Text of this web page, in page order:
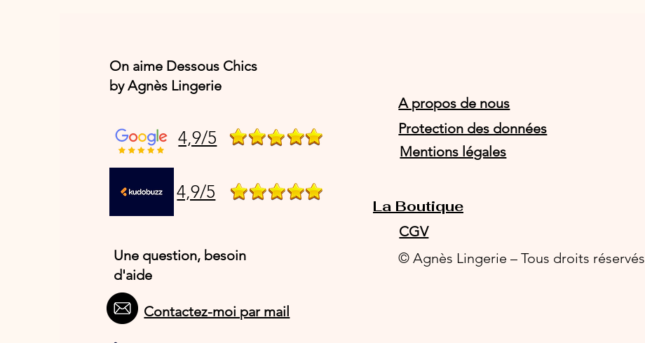
On aime Dessous Chics
by Agnès Lingerie
4,9/5
4,9/5
Une question, besoin
d'aide
Contactez-moi par mail
A propos de nous
Protection des données
Mentions légales
CGV
© Agnès Lingerie – Tous droits réservés
La Boutique